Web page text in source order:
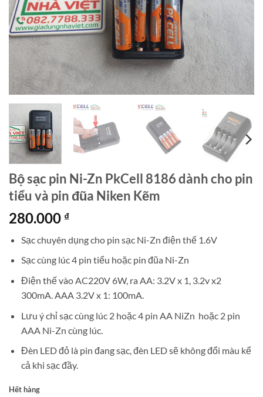
Bộ sạc pin Ni-Zn PkCell 8186 dành cho pin
tiểu và pin đũa Niken Kẽm
280.000 ₫
Sạc chuyên dụng cho pin sạc Ni-Zn điện thế 1.6V
Sạc cùng lúc 4 pin tiểu hoặc pin đũa Ni-Zn
Điện thế vào AC220V 6W, ra AA: 3.2V x 1, 3.2v x2
300mA. AAA 3.2V x 1: 100mA.
Lưu ý chỉ sạc cùng lúc 2 hoặc 4 pin AA NiZn hoặc 2 pin
AAA Ni-Zn cùng lúc.
Đèn LED đỏ là pin đang sạc, đèn LED sẽ không đổi màu kể
cả khi sạc đầy.
Hết hàng